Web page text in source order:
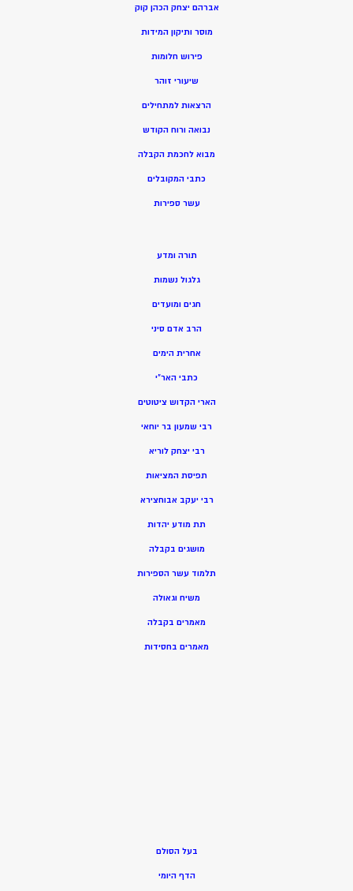
אברהם יצחק הכהן קוק
מוסר ותיקון המידות
פירוש חלומות
שיעורי זוהר
הרצאות למתחילים
נבואה ורוח הקודש
מבוא לחכמת הקבלה
כתבי המקובלים
עשר ספירות
תורה ומדע
גלגול נשמות
חגים ומועדים
הרב אדם סיני
אחרית הימים
כתבי האר”י
הארי הקדוש ציטוטים
רבי שמעון בר יוחאי
רבי יצחק לוריא
תפיסת המציאות
רבי יעקב אבוחצירא
תת מודע יהדות
מושגים בקבלה
תלמוד עשר הספירות
משיח וגאולה
מאמרים בקבלה
מאמרים בחסידות
בעל הסולם
הדף היומי